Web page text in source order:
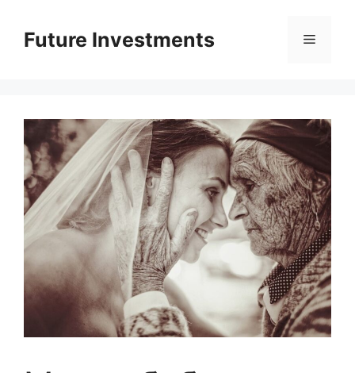
вмістуFuture Investments Меню